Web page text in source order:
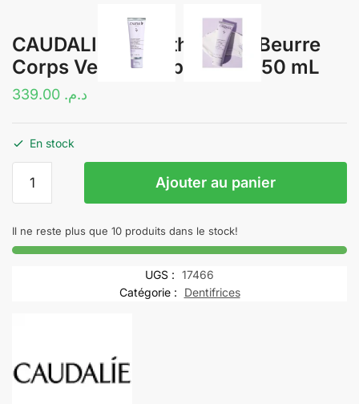
CAUDALIE – Vinotherapist Beurre
Corps Vegan Relipidant – 250 mL
د.م.
En stock
–
Vinotherapist
250
mL
Ajouter au panier
Il ne reste plus que 10 produits dans le stock!
UGS : 17466
Catégorie :
Dentifrices